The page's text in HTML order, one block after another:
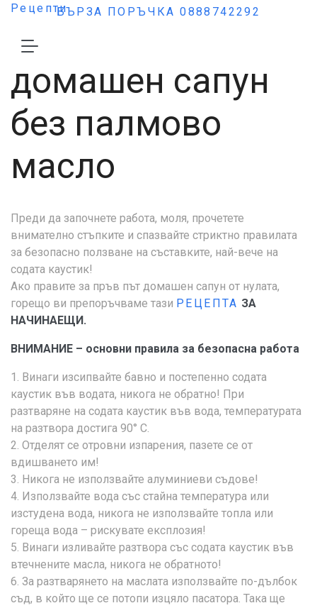
БЪРЗА ПОРЪЧКА 0888742292
Рецепти
Рецепта за
домашен сапун
без палмово
масло
Преди да започнете работа, моля, прочетете
внимателно стъпките и спазвайте стриктно правилата
за безопасно ползване на съставките, най-вече на
содата каустик!
Ако правите за пръв път домашен сапун от нулата,
горещо ви препоръчваме тази РЕЦЕПТА ЗА
НАЧИНАЕЩИ.
ВНИМАНИЕ – основни правила за безопасна работа
1. Винаги изсипвайте бавно и постепенно содата
каустик във водата, никога не обратно! При
разтваряне на содата каустик във вода, температурата
на разтвора достига 90° С.
2. Отделят се отровни изпарения, пазете се от
вдишването им!
3. Никога не използвайте алуминиеви съдове!
4. Използвайте вода със стайна температура или
изстудена вода, никога не използвайте топла или
гореща вода – рискувате експлозия!
5. Винаги изливайте разтвора със содата каустик във
втечнените масла, никога не обратното!
6. За разтварянето на маслата използвайте по-дълбок
съд, в който ще се потопи изцяло пасатора. Така ще